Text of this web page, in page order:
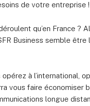
de votre entreprise !
qu’en France ?
Business semble être
à l’international,
vous faire économiser
longue